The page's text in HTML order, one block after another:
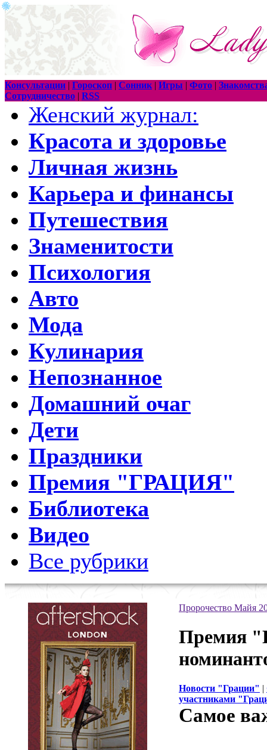
Консультации | Гороскоп | Сонник | Игры | Фото |
Сотрудничество | RSS
Женский журнал:
Красота и здоровье
Личная жизнь
Карьера и финансы
Путешествия
Знаменитости
Психология
Авто
Мода
Кулинария
Непознанное
Домашний очаг
Дети
Праздники
Премия "ГРАЦИЯ"
Библиотека
Видео
Все рубрики
Пророчество Майя
Премия
Новости "Грации" |
участниками
Самое